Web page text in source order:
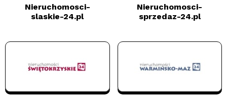
Nieruchomosci-
slaskie-24.pl
Nieruchomosci-
sprzedaz-24.pl